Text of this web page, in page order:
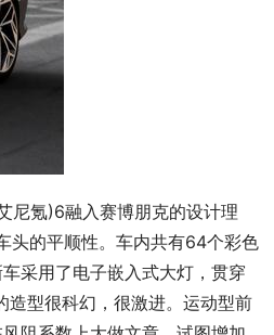
尼氪)6融入赛博朋克的设计理
头的平顺性。车内共有64个彩色
采用了电子嵌入式大灯，贯穿
造型很科幻，很激进。运动型前